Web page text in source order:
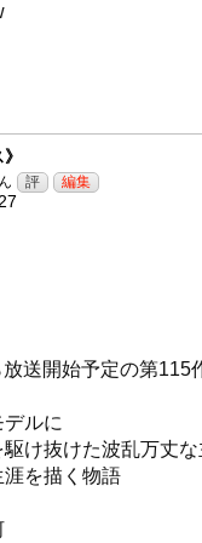
送開始予定の第115
ルに
け抜けた波乱万丈
涯を描く物語